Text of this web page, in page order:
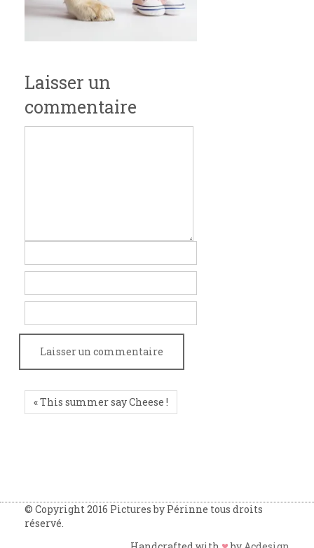
Laisser un
commentaire
« This summer say Cheese !
© Copyright 2016 Pictures by Périnne tous droits
réservé.